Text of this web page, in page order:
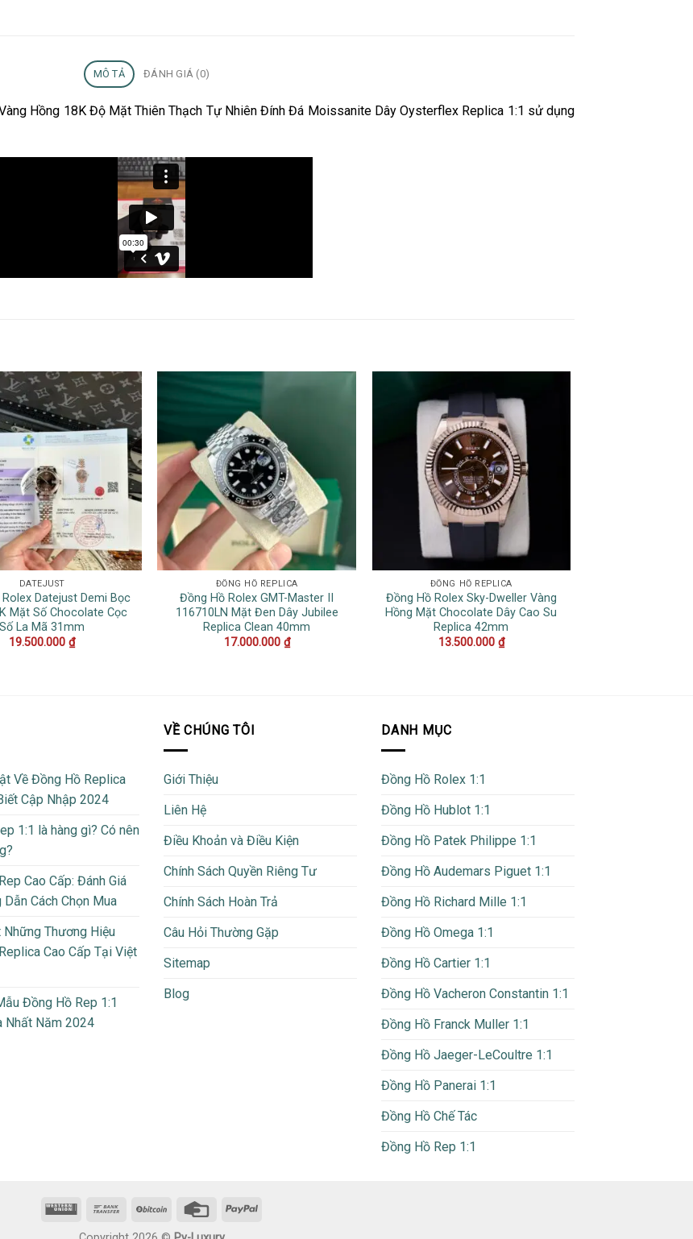
MÔ TẢ ĐÁNH GIÁ (0)
Hồng 18K Độ Mặt Thiên Thạch Tự Nhiên Đính Đá Moissanite Dây Oysterflex Replica 1:1 sử dụng
DATEJUST
Datejust Demi Bọc
Mặt Số Chocolate Cọc
Số La Mã 31mm
19.500.000₫
ĐỒNG HỒ REPLICA
Đồng Hồ Rolex GMT-Master II
116710LN Mặt Đen Dây Jubilee
Replica Clean 40mm
17.000.000 ₫
ĐỒNG HỒ REPLICA
Đồng Hồ Rolex Sky-Dweller Vàng
Hồng Mặt Chocolate Dây Cao Su
Replica 42mm
13.500.000 ₫
Về Đồng Hồ Replica
Cập Nhập 2024
1:1 là hàng gì? Có nên
Cao Cấp: Đánh Giá
Cách Chọn Mua
Thương Hiệu
Cao Cấp Tại Việt
Đồng Hồ Rep 1:1
Nhất Năm 2024
VỀ CHÚNG TÔI
Giới Thiệu
Liên Hệ
Điều Khoản và Điều Kiện
Chính Sách Quyền Riêng Tư
Chính Sách Hoàn Trả
Câu Hỏi Thường Gặp
Sitemap
Blog
DANH MỤC
Đồng Hồ Rolex 1:1
Đồng Hồ Hublot 1:1
Đồng Hồ Patek Philippe 1:1
Đồng Hồ Audemars Piguet 1:1
Đồng Hồ Richard Mille 1:1
Đồng Hồ Omega 1:1
Đồng Hồ Cartier 1:1
Đồng Hồ Vacheron Constantin 1:1
Đồng Hồ Franck Muller 1:1
Đồng Hồ Jaeger-LeCoultre 1:1
Đồng Hồ Panerai 1:1
Đồng Hồ Chế Tác
Đồng Hồ Rep 1:1